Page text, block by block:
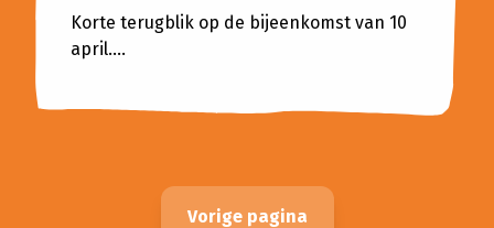
Korte terugblik op de bijeenkomst van 10
april....
Vorige pagina